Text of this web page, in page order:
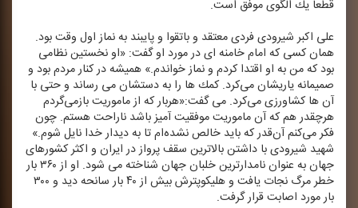
قطعاً یك الگوی موفق است.
علی اكبر شیرودی فردی معتقد و باتقوا و پایبند به نماز اول وقت بود.
همان كسی كه امام خامنه‌ ای در مورد او گفت: «او نخستین نظامی
بود كه من به او اقتدا كردم و نماز خواندم.» همیشه در كنار مردم بود و
صمیمانه یاریشان می‌كرد. كمك‌ ها را به دستشان می‌ رساند و حتی با
آن‌‌ ها كشاورزی می‌كرد. می‌ گفت:«هربار كه از ماموریت بازمی‌گردم
هرچقدر هم كه آن ماموریت موفقیت آمیز باشد ناراحت هستم. چون
فكر می‌كنم آن‌قدر كه باید خالص نشده‌ام تا به دیدار خدا نایل شوم.»
شهید شیرودی با داشتن بالاترین سقف پرواز در ایران و اكثر كشورهای
جهان به عنوان نامدارترین خلبان جهان شناخته می‌ شود. او از ۳۶۰ بار
خطر مرگ نجات یافت و هلیكوپترش بیش از ۴۰ بار سانحه دید و ۳۰۰
بار مورد اصابت قرار گرفت.